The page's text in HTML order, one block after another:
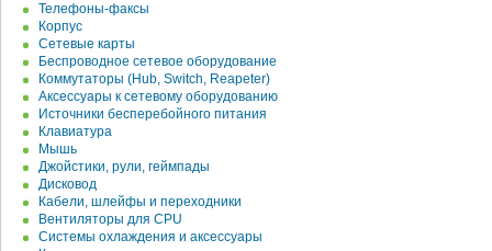
Телефоны-факсы
Корпус
Сетевые карты
Беспроводное сетевое оборудование
Коммутаторы (Hub, Switch, Reapeter)
Аксессуары к сетевому оборудованию
Источники бесперебойного питания
Клавиатура
Мышь
Джойстики, рули, геймпады
Дисковод
Кабели, шлейфы и переходники
Вентиляторы для CPU
Системы охлаждения и аксессуары